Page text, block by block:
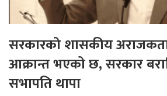
सरकारको शासकीय
आक्रान्त भएको छ, सरकार
सभापति थापा